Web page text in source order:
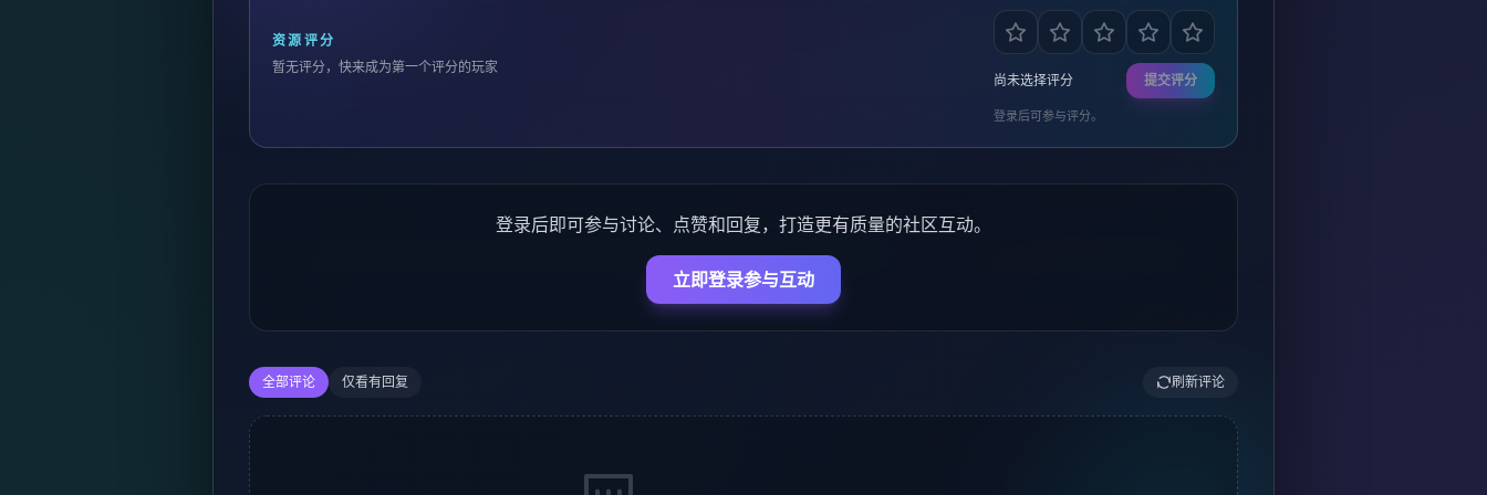
资源评分
暂无评分，快来成为第一个评分的玩家
尚未选择评分 提交评分
登录后可参与评分。
登录后即可参与讨论、点赞和回复，打造更有质量的社区互动。
立即登录参与互动
全部评论 仅看有回复 刷新评论